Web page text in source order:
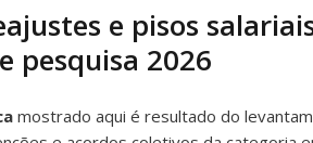
e pisos
pesquisa 2026
mostrado aqui é resultado do